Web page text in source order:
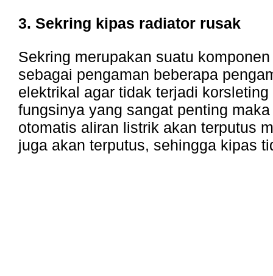
3. Sekring kipas radiator rusak
Sekring merupakan suatu
sebagai pengaman beberapa
elektrikal agar tidak terjadi
fungsinya yang sangat penting
otomatis aliran listrik akan terputus
juga akan terputus, sehingga kipas